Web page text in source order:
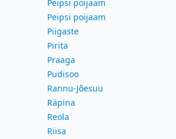
Peipsi poijaam
Peipsi poijaam
Piigaste
Pirita
Praaga
Pudisoo
Rannu-Jõesuu
Räpina
Reola
Riisa